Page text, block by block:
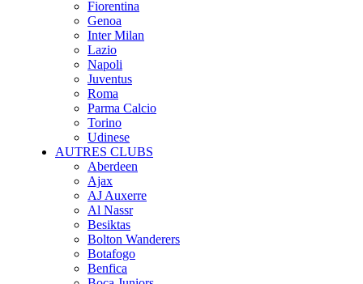
Fiorentina
Genoa
Inter Milan
Lazio
Napoli
Juventus
Roma
Parma Calcio
Torino
Udinese
AUTRES CLUBS
Aberdeen
Ajax
AJ Auxerre
Al Nassr
Besiktas
Bolton Wanderers
Botafogo
Benfica